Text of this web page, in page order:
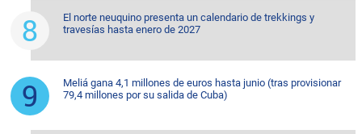
El norte neuquino presenta un calendario de trekkings y
travesías hasta enero de 2027
Meliá gana 4,1 millones de euros hasta junio (tras provisionar
79,4 millones por su salida de Cuba)